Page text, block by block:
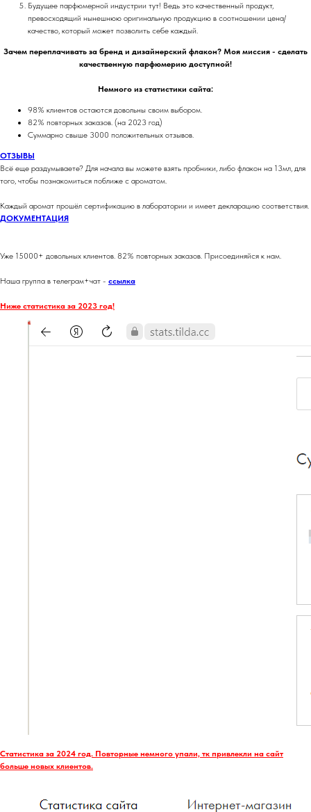
Будущее парфюмерной индустрии тут! Ведь это качественный продукт,
превосходящий нынешнюю оригинальную продукцию в соотношении цена/
качество, который может позволить себе каждый.
Зачем переплачивать за бренд и дизайнерский флакон? Моя миссия - сделать
качественную парфюмерию доступной!
Немного из статистики сайта:
98% клиентов остаются довольны своим выбором.
82% повторных заказов. (на 2023 год)
Суммарно свыше 3000 положительных отзывов.
ОТЗЫВЫ
Всё еще раздумываете? Для начала вы можете взять пробники, либо флакон на 13мл, для
того, чтобы познакомиться поближе с ароматом.
Каждый аромат прошёл сертификацию в лаборатории и имеет декларацию соответствия.
ДОКУМЕНТАЦИЯ
Уже 15000+ довольных клиентов. 82% повторных заказов. Присоединяйся к нам.
Наша группа в телеграм+чат - ссылка
Ниже статистика за 2023 год!
Статистика за 2024 год. Повторные немного упали, тк привлекли на сайт
больше новых клиентов.